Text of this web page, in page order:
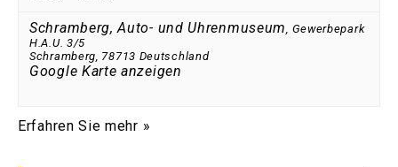
Schramberg, Auto- und Uhrenmuseum, Gewerbepark
H.A.U. 3/5
Schramberg, 78713 Deutschland
Google Karte anzeigen
Erfahren Sie mehr »